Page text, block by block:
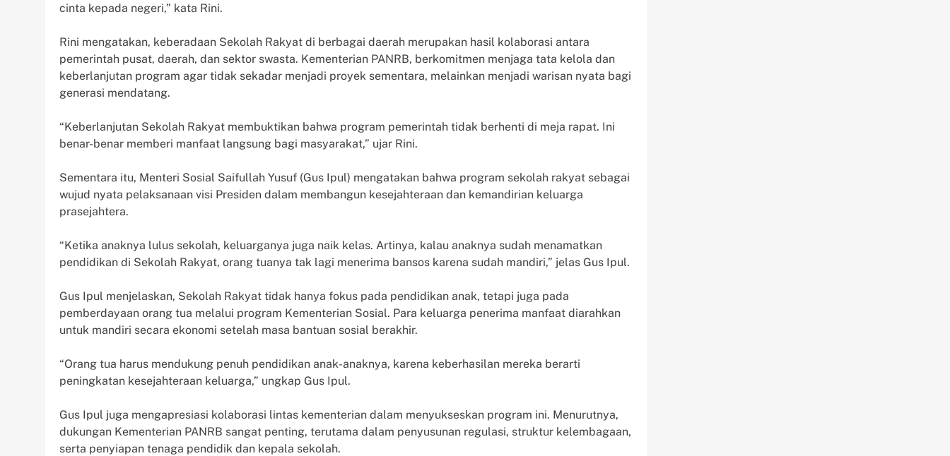
cinta kepada negeri,” kata Rini.
Rini mengatakan, keberadaan Sekolah Rakyat di berbagai daerah merupakan hasil kolaborasi antara
pemerintah pusat, daerah, dan sektor swasta. Kementerian PANRB, berkomitmen menjaga tata kelola dan
keberlanjutan program agar tidak sekadar menjadi proyek sementara, melainkan menjadi warisan nyata bagi
generasi mendatang.
“Keberlanjutan Sekolah Rakyat membuktikan bahwa program pemerintah tidak berhenti di meja rapat. Ini
benar-benar memberi manfaat langsung bagi masyarakat,” ujar Rini.
Sementara itu, Menteri Sosial Saifullah Yusuf (Gus Ipul) mengatakan bahwa program sekolah rakyat sebagai
wujud nyata pelaksanaan visi Presiden dalam membangun kesejahteraan dan kemandirian keluarga
prasejahtera.
“Ketika anaknya lulus sekolah, keluarganya juga naik kelas. Artinya, kalau anaknya sudah menamatkan
pendidikan di Sekolah Rakyat, orang tuanya tak lagi menerima bansos karena sudah mandiri,” jelas Gus Ipul.
Gus Ipul menjelaskan, Sekolah Rakyat tidak hanya fokus pada pendidikan anak, tetapi juga pada
pemberdayaan orang tua melalui program Kementerian Sosial. Para keluarga penerima manfaat diarahkan
untuk mandiri secara ekonomi setelah masa bantuan sosial berakhir.
“Orang tua harus mendukung penuh pendidikan anak-anaknya, karena keberhasilan mereka berarti
peningkatan kesejahteraan keluarga,” ungkap Gus Ipul.
Gus Ipul juga mengapresiasi kolaborasi lintas kementerian dalam menyukseskan program ini. Menurutnya,
dukungan Kementerian PANRB sangat penting, terutama dalam penyusunan regulasi, struktur kelembagaan,
serta penyiapan tenaga pendidik dan kepala sekolah.